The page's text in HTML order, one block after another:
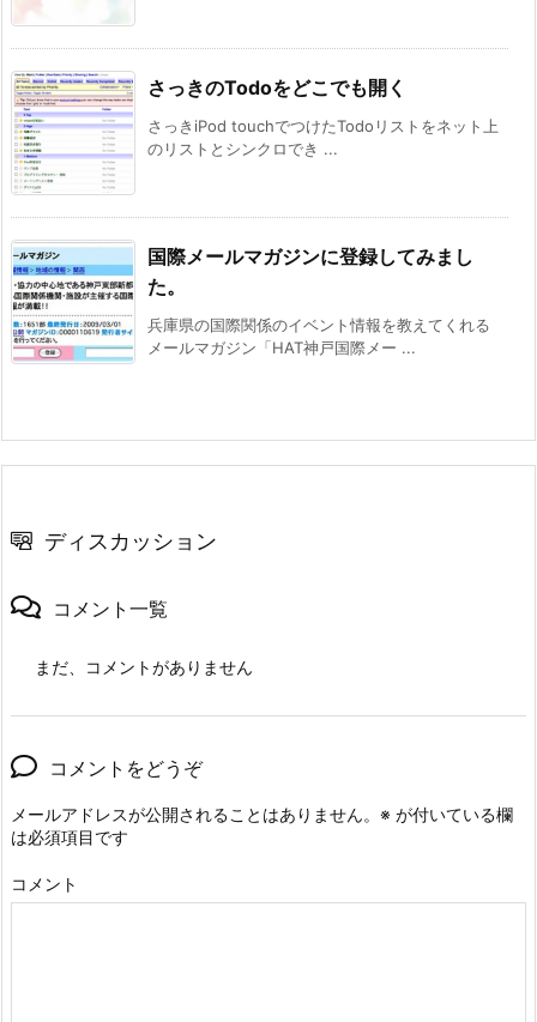
さっきのTodoをどこでも開く
さっきiPod touchでつけたTodoリストをネット上
のリストとシンクロでき ...
国際メールマガジンに登録してみまし
た。
兵庫県の国際関係のイベント情報を教えてくれる
メールマガジン「HAT神戸国際メー ...
ディスカッション
コメント一覧
まだ、コメントがありません
コメントをどうぞ
メールアドレスが公開されることはありません。 ※ が付いている欄
は必須項目です
コメント